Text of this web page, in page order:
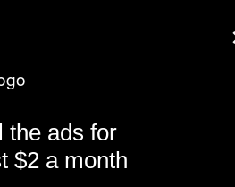
In Top Stories
the ads for
$2 a month